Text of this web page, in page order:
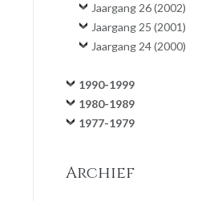
Jaargang 26 (2002)
Jaargang 25 (2001)
Jaargang 24 (2000)
1990-1999
1980-1989
1977-1979
Archief